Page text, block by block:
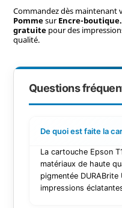
Commandez dès maintenant
PommesurEncre-
gratuitepour des
qualité.
Questions
De quoi est faite la
La cartouche Epson
matériaux de haute
pigmentée
impressions